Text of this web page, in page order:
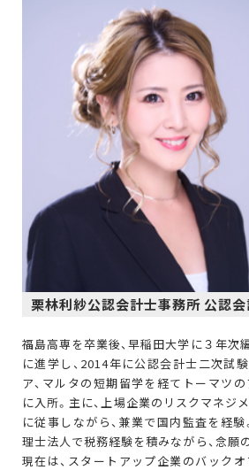
栗林利紗公認会計士事務所 公認
福島高専を卒業後、早稲田大学に３年次
に進学し、2014年に公認会計士二次試
ア、マルタの短期留学を経てトーマツ
に入所。主に、上場企業のリスクマネジ
に従事しながら、兼業で国内監査を経
理士法人で税務経験を積みながら、念願
現在は、スタートアップ企業のバック